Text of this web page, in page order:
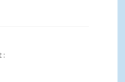
: